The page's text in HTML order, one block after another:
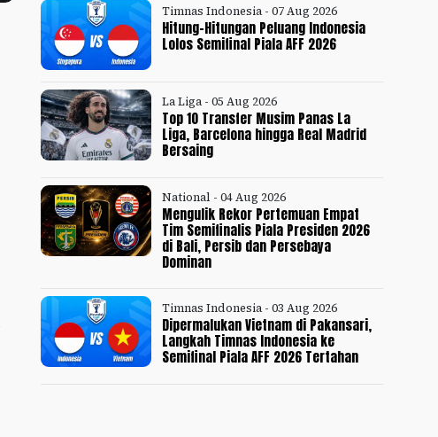
Timnas Indonesia - 07 Aug 2026
Hitung-Hitungan Peluang Indonesia
Lolos Semifinal Piala AFF 2026
La Liga - 05 Aug 2026
Top 10 Transfer Musim Panas La
Liga, Barcelona hingga Real Madrid
Bersaing
National - 04 Aug 2026
Mengulik Rekor Pertemuan Empat
Tim Semifinalis Piala Presiden 2026
di Bali, Persib dan Persebaya
Dominan
Timnas Indonesia - 03 Aug 2026
Dipermalukan Vietnam di Pakansari,
Langkah Timnas Indonesia ke
Semifinal Piala AFF 2026 Tertahan